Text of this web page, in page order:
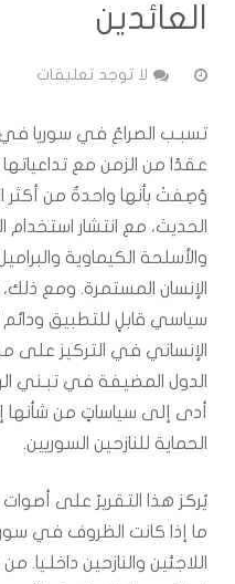
العائدين
لا توجد تعليقات
تسبـب الصراعُ في سوريا في
عقدًا من الزمن مع
وُصِفتْ بأنها واحدةٌ من أكثر
الحديث، مع انتشار استخدام
والأسلحة الكيماوية
الإنسان المستمرة. ومع
سياسي قابلٍ للتطبيق ودائم
الإنساني في التركيز على
الدول المضيفة في تبـني
أدى إلى سياساتٍ من شأنها
الحماية للنازحين السوريين.
يُركز هذا التقريرُ على أصوات
ما إذا كانت الظروف في
اللاجئين والنازحين